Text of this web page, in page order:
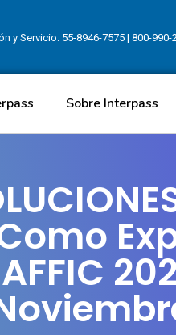
y Servicio: 55-8946-7575 | 800-
Sobre Interpass